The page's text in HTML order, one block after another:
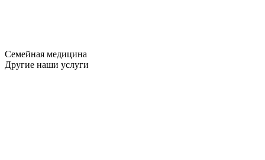
Семейная медицина
Другие наши услуги